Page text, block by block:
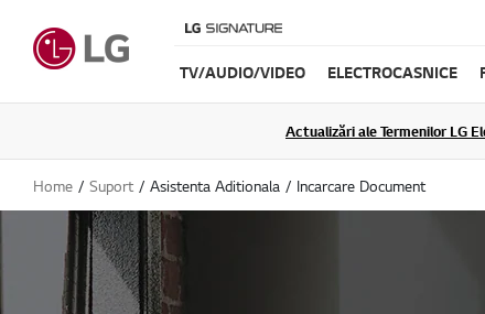
TV/AUDIO/VIDEO ELECTROCASNICE
Actualizări ale Termenilor LG
Home Suport Asistenta Aditionala Incarcare Document